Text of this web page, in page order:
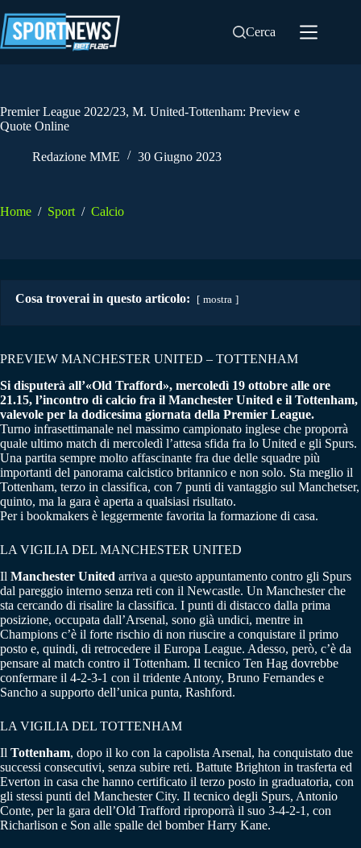
al
contenuto
Cerca
Premier League 2022/23, M. United-Tottenham: Preview e
Quote Online
Redazione MME 30 Giugno 2023
Home / Sport / Calcio
Cosa troverai in questo articolo: mostra
PREVIEW MANCHESTER UNITED – TOTTENHAM
Si disputerà all’«Old Trafford», mercoledì 19 ottobre alle ore
21.15, l’incontro di calcio fra il Manchester United e il Tottenham,
valevole per la dodicesima giornata della Premier League.
Turno infrasettimanale nel massimo campionato inglese che proporrà
quale ultimo match di mercoledì l’attesa sfida fra lo United e gli Spurs.
Una partita sempre molto affascinante fra due delle squadre più
importanti del panorama calcistico britannico e non solo. Sta meglio il
Tottenham, terzo in classifica, con 7 punti di vantaggio sul Manchetser,
quinto, ma la gara è aperta a qualsiasi risultato.
Per i bookmakers è leggermente favorita la formazione di casa.
LA VIGILIA DEL MANCHESTER UNITED
Il Manchester United arriva a questo appuntamento contro gli Spurs
dal pareggio interno senza reti con il Newcastle. Un Manchester che
sta cercando di risalire la classifica. I punti di distacco dalla prima
posizione, occupata dall’Arsenal, sono già undici, mentre in
Champions c’è il forte rischio di non riuscire a conquistare il primo
posto e, quindi, di retrocedere il Europa League. Adesso, però, c’è da
pensare al match contro il Tottenham. Il tecnico Ten Hag dovrebbe
confermare il 4-2-3-1 con il tridente Antony, Bruno Fernandes e
Sancho a supporto dell’unica punta, Rashford.
LA VIGILIA DEL TOTTENHAM
Il Tottenham, dopo il ko con la capolista Arsenal, ha conquistato due
successi consecutivi, senza subire reti. Battute Brighton in trasferta ed
Everton in casa che hanno certificato il terzo posto in graduatoria, con
gli stessi punti del Manchester City. Il tecnico degli Spurs, Antonio
Conte, per la gara dell’Old Trafford riproporrà il suo 3-4-2-1, con
Richarlison e Son alle spalle del bomber Harry Kane.